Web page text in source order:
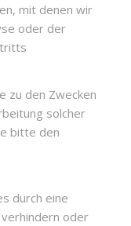
mit denen wir
oder der
zu den Zwecken
solcher
bitte den
durch eine
oder